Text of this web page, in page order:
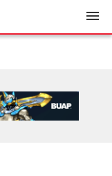
menu